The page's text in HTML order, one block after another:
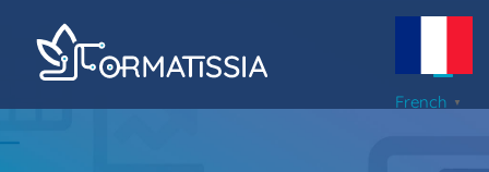
contenu
French ▼